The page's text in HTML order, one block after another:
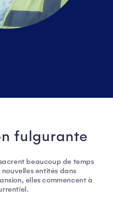
fulgurante
beaucoup de temps
entités dans
elles commencent à